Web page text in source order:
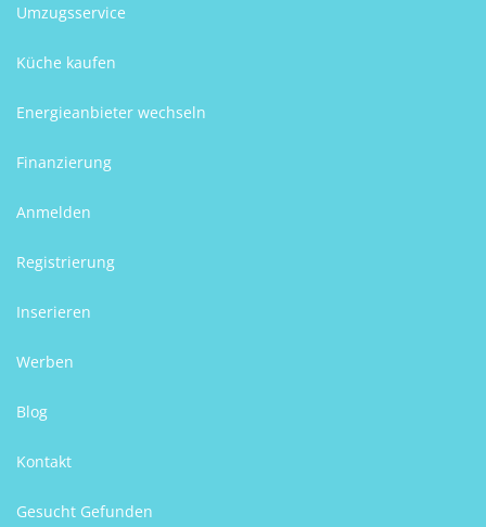
Umzugsservice
Küche kaufen
Energieanbieter wechseln
Finanzierung
Anmelden
Registrierung
Inserieren
Werben
Blog
Kontakt
Gesucht Gefunden